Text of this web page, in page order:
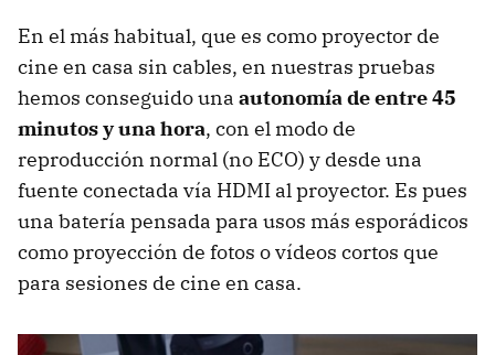
En el más habitual, que es como proyector de
cine en casa sin cables, en nuestras pruebas
hemos conseguido una autonomía de entre 45
minutos y una hora, con el modo de
reproducción normal (no ECO) y desde una
fuente conectada vía HDMI al proyector. Es pues
una batería pensada para usos más esporádicos
como proyección de fotos o vídeos cortos que
para sesiones de cine en casa.